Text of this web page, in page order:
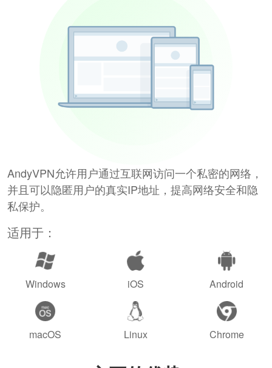
AndyVPN允许用户通过互联网访问一个私密的网络，
并且可以隐匿用户的真实IP地址，提高网络安全和隐
私保护。
适用于：
Windows iOS Android
macOS Linux Chrome